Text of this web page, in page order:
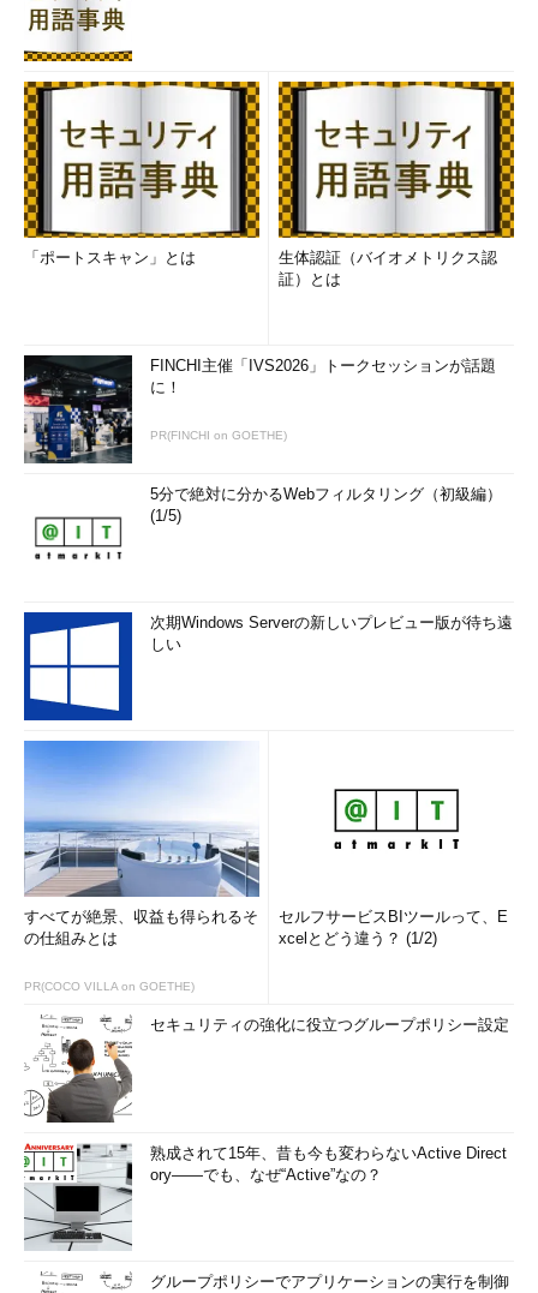
「ポートスキャン」とは
生体認証（バイオメトリクス認
証）とは
FINCHI主催「IVS2026」トークセッションが話題
に！
PR(FINCHI on GOETHE)
5分で絶対に分かるWebフィルタリング（初級編）
(1/5)
次期Windows Serverの新しいプレビュー版が待ち遠
しい
すべてが絶景、収益も得られるそ
の仕組みとは
PR(COCO VILLA on GOETHE)
セルフサービスBIツールって、E
xcelとどう違う？ (1/2)
セキュリティの強化に役立つグループポリシー設定
熟成されて15年、昔も今も変わらないActive Direct
ory――でも、なぜ“Active”なの？
グループポリシーでアプリケーションの実行を制御